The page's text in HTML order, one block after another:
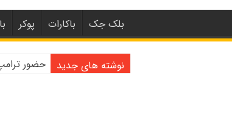
بلک جک باکارات پوکر
نوشته های جدید
حضور ترامپ و